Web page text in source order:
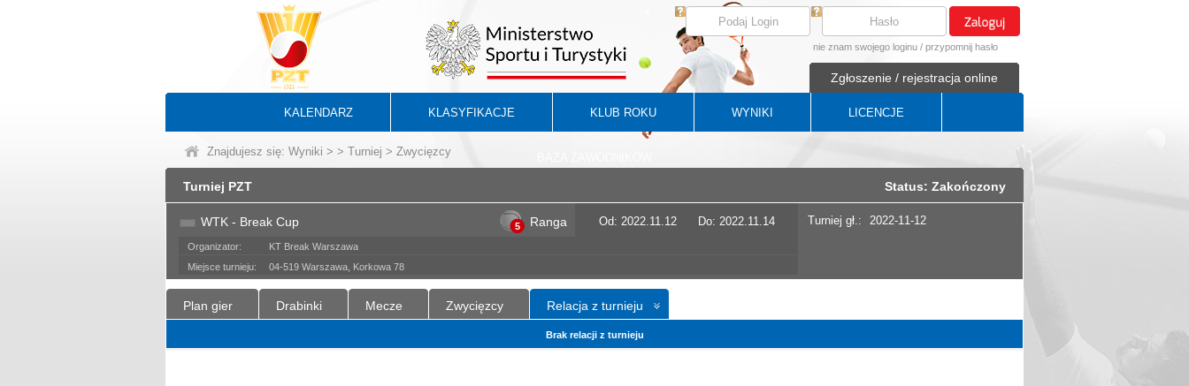
nie znam swojego loginu / przypomnij hasło
Zgłoszenie / rejestracja online
KALENDARZ KLASYFIKACJE KLUB ROKU WYNIKI LICENCJE
Znajdujesz się: Wyniki > > Turniej > Zwycięzcy
Turniej PZT Status: Zakończony
WTK - Break Cup 5 Ranga Od: 2022.11.12 Do: 2022.11.14
Organizator:
KT Break Warszawa
Miejsce turnieju:
04-519 Warszawa, Korkowa 78
Turniej gł.: 2022-11-12
Plan gier Drabinki Mecze Zwycięzcy Relacja z turnieju
Brak relacji z turnieju